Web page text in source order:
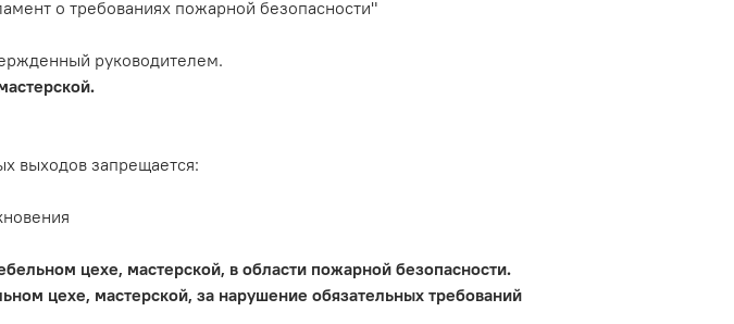
о требованиях пожарной безопасности"
руководителем.
выходов запрещается:
цехе, мастерской, в области пожарной безопасности.
цехе, мастерской, за нарушение обязательных требований